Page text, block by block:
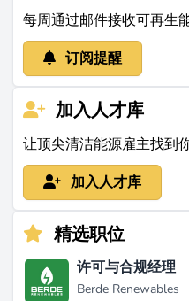
项目与业绩
Ascend Analytics通过其
建立了强大的业绩记录，
资评估。虽然具体项目名
该公司的专业知识在各种
加里·多里斯博士在安然诉
作证（来源：
将其市场情报能力扩展到
Ridge Partners合作的电
决方案领域国际增长和创
近期发展
每周通过邮件接收可再生
订阅提醒
加入人才库
让顶尖清洁能源雇主找到
加入人才库
精选职位
许可与合规经理
Berde Renewables